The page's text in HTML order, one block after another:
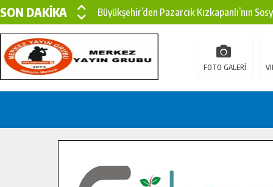
SON DAKİKA
Büyükşehir’den Pazarcık Kızkapanlı’nın
Büyükşehir’den Pazarcık Kırsalına Modern
Çin’den KSÜ’ye Uluslararası Başarı:
İlçe Jandarma Komutanı Karakaya’dan
FOTO GALERİ